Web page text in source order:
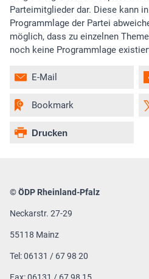
Parteimitglieder dar. Diese kann
Programmlage der Partei
möglich, dass zu einzelnen
noch keine Programmlage
E-Mail
Bookmark
Drucken
© ÖDP Rheinland-Pfalz
Neckarstr. 27-29
55118 Mainz
Tel: 06131 / 67 98 20